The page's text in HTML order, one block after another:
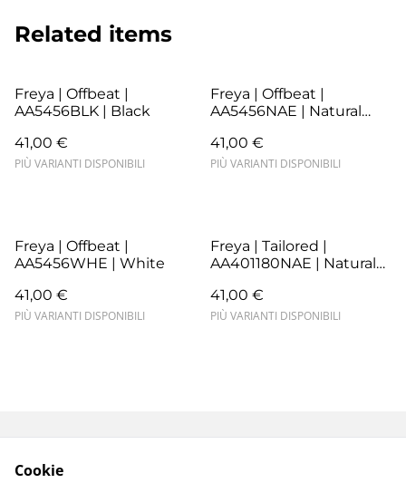
Related items
Freya | Offbeat |
AA5456BLK | Black
41,00 €
PIÙ VARIANTI DISPONIBILI
Freya | Offbeat |
AA5456NAE | Natural
41,00 €
PIÙ VARIANTI DISPONIBILI
Freya | Offbeat |
AA5456WHE | White
41,00 €
PIÙ VARIANTI DISPONIBILI
Freya | Tailored |
AA401180NAE | Natural
41,00 €
PIÙ VARIANTI DISPONIBILI
Termini e Condizioni
Cookie